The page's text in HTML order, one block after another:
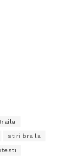
stiri braila